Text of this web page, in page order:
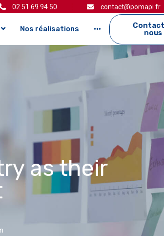
02 51 69 94 50 contact@pomapi.fr
Nos réalisations ···
nous
as their